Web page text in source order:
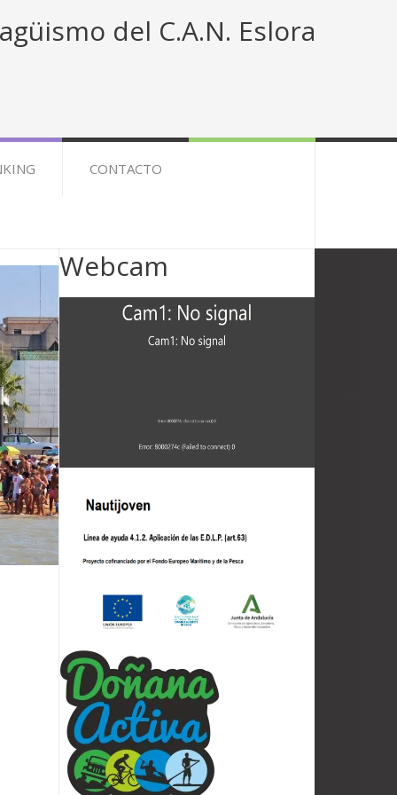
del C.A.N. Eslora
CONTACTO
Webcam